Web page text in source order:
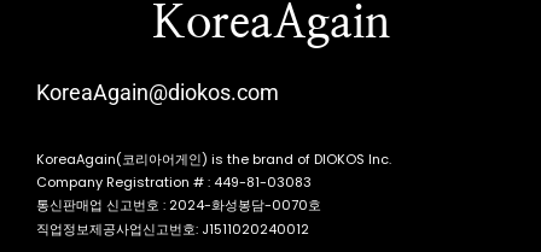
KoreaAgain
KoreaAgain@diokos.com
KoreaAgain(코리아어게인) is the brand of DIOKOS Inc.
Company Registration # : 449-81-03083
통신판매업 신고번호 : 2024-화성봉담-0070호
직업정보제공사업신고번호: J1511020240012